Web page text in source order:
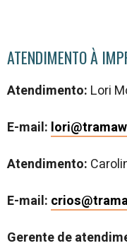
ATENDIMENTO À
Atendimento: Lori
E-mail:
Atendimento:
E-mail:
Gerente de